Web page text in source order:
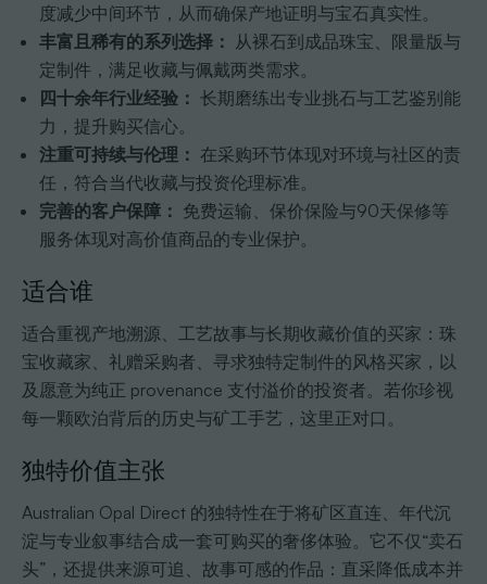
度减少中间环节，从而确保产地证明与宝石真实性。
丰富且稀有的系列选择： 从裸石到成品珠宝、限量版与
定制件，满足收藏与佩戴两类需求。
四十余年行业经验： 长期磨练出专业挑石与工艺鉴别能
力，提升购买信心。
注重可持续与伦理： 在采购环节体现对环境与社区的责
任，符合当代收藏与投资伦理标准。
完善的客户保障： 免费运输、保价保险与90天保修等
服务体现对高价值商品的专业保护。
适合谁
适合重视产地溯源、工艺故事与长期收藏价值的买家：珠
宝收藏家、礼赠采购者、寻求独特定制件的风格买家，以
及愿意为纯正 provenance 支付溢价的投资者。若你珍视
每一颗欧泊背后的历史与矿工手艺，这里正对口。
独特价值主张
Australian Opal Direct 的独特性在于将矿区直连、年代沉
淀与专业叙事结合成一套可购买的奢侈体验。它不仅“卖石
头”，还提供来源可追、故事可感的作品：直采降低成本并